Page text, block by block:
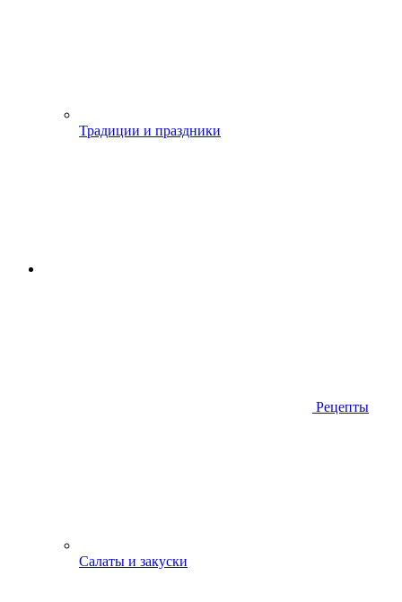
Традиции и праздники
Рецепты
Салаты и закуски